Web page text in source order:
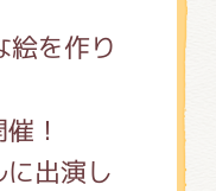
を作り
！
出演し